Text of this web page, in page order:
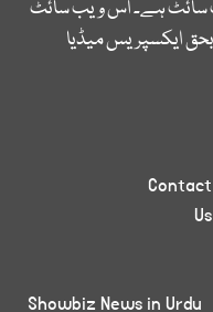
سائٹ ہے۔ اس ویب سائٹ
ایکسپریس میڈیا
Contact
Us
Showbiz News in Urdu